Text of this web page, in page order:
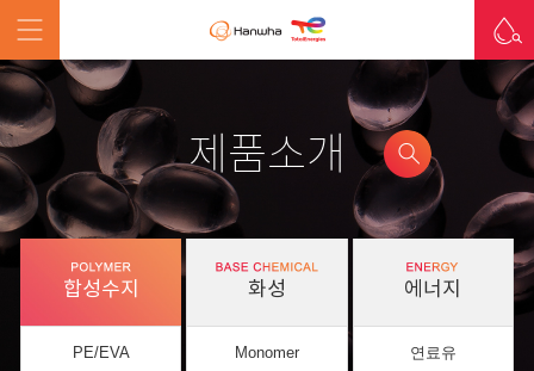
제품소개
합성수지
PE/EVA
화성
Monomer
에너지
연료유